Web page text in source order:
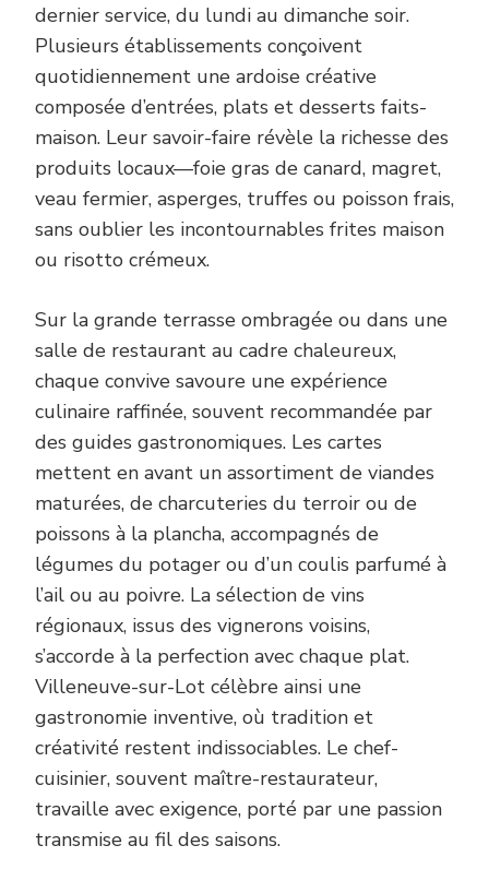
dernier service, du lundi au dimanche soir.
Plusieurs établissements conçoivent
quotidiennement une ardoise créative
composée d’entrées, plats et desserts faits-
maison. Leur savoir-faire révèle la richesse des
produits locaux—foie gras de canard, magret,
veau fermier, asperges, truffes ou poisson frais,
sans oublier les incontournables frites maison
ou risotto crémeux.
Sur la grande terrasse ombragée ou dans une
salle de restaurant au cadre chaleureux,
chaque convive savoure une expérience
culinaire raffinée, souvent recommandée par
des guides gastronomiques. Les cartes
mettent en avant un assortiment de viandes
maturées, de charcuteries du terroir ou de
poissons à la plancha, accompagnés de
légumes du potager ou d’un coulis parfumé à
l’ail ou au poivre. La sélection de vins
régionaux, issus des vignerons voisins,
s’accorde à la perfection avec chaque plat.
Villeneuve-sur-Lot célèbre ainsi une
gastronomie inventive, où tradition et
créativité restent indissociables. Le chef-
cuisinier, souvent maître-restaurateur,
travaille avec exigence, porté par une passion
transmise au fil des saisons.